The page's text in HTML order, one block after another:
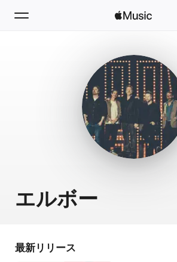
新着おすすめ
Apple Musicをインストール
エルボー
最新リリース